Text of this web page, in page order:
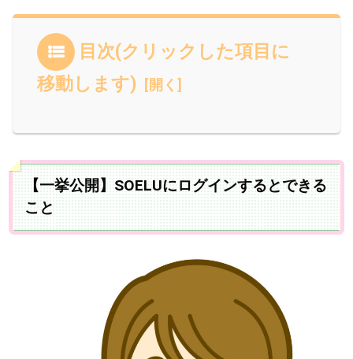
目次(クリックした項目に
移動します)
【一挙公開】SOELUにログインするとできる
こと